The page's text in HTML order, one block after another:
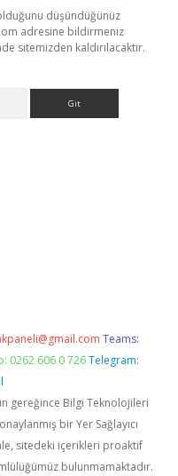
düşündüğünüz
adresine bildirmeniz
sitemizden kaldırılacaktır.
Teams:
0262 606 0 726 Telegram:
gereğince Bilgi Teknolojileri
bir Yer Sağlayıcı
sitedeki içerikleri proaktif
bulunmamaktadır.